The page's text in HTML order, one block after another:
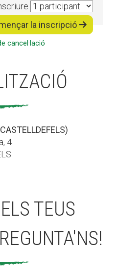
la inscripció
cancel·lació
4
TEUS